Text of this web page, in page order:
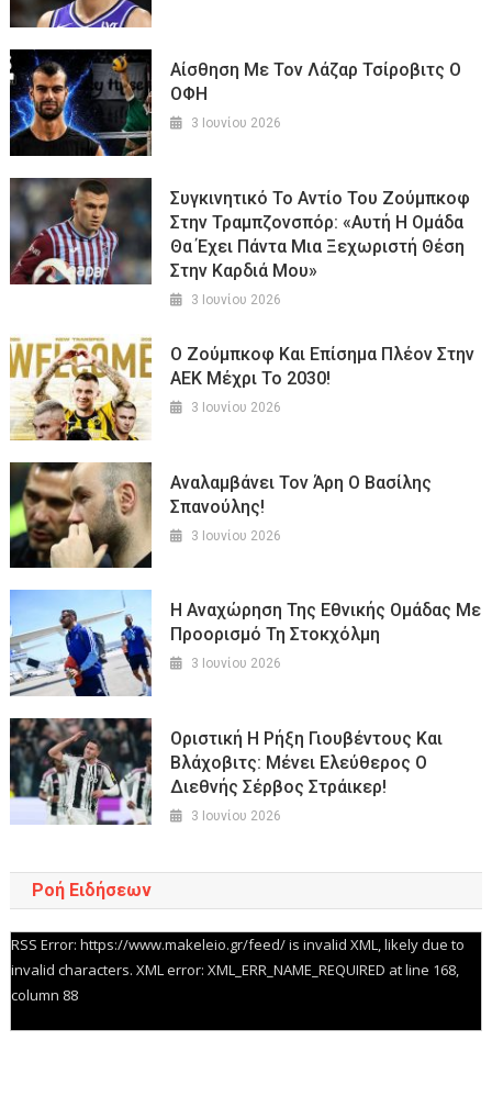
Αίσθηση Με Τον Λάζαρ Τσίροβιτς Ο
ΟΦΗ
3 Ιουνίου 2026
Συγκινητικό Το Αντίο Του Ζούμπκοφ
Στην Τραμπζονσπόρ: «Αυτή Η Ομάδα
Θα Έχει Πάντα Μια Ξεχωριστή Θέση
Στην Καρδιά Μου»
3 Ιουνίου 2026
Ο Ζούμπκοφ Και Επίσημα Πλέον Στην
ΑΕΚ Μέχρι Το 2030!
3 Ιουνίου 2026
Αναλαμβάνει Τον Άρη Ο Βασίλης
Σπανούλης!
3 Ιουνίου 2026
Η Αναχώρηση Της Εθνικής Ομάδας Με
Προορισμό Τη Στοκχόλμη
3 Ιουνίου 2026
Οριστική Η Ρήξη Γιουβέντους Και
Βλάχοβιτς: Μένει Ελεύθερος Ο
Διεθνής Σέρβος Στράικερ!
3 Ιουνίου 2026
Ροή Ειδήσεων
RSS Error: https://www.makeleio.gr/feed/ is invalid XML, likely due to
invalid characters. XML error: XML_ERR_NAME_REQUIRED at line 168,
column 88